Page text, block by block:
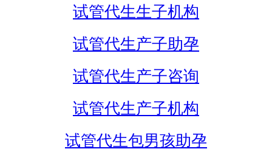
试管代生生子机构
试管代生产子助孕
试管代生产子咨询
试管代生产子机构
试管代生包男孩助孕